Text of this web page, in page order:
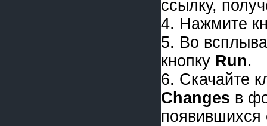
ссылку,
4. Нажмите
5. Во
кнопку Run.
6. Скачайте
Changes в
появившихся